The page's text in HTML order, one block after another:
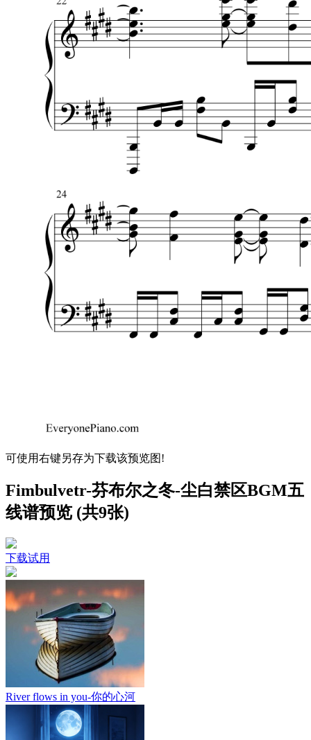
可使用右键另存为下载该预览图!
Fimbulvetr-芬布尔之冬-尘白禁区BGM五
线谱预览 (共9张)
下载试用
River flows in you-你的心河